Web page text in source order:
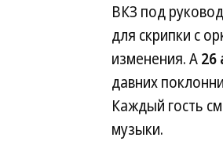
ВКЗ под
для скрипки с
изменения. А26
давних
Каждый гость
музыки.